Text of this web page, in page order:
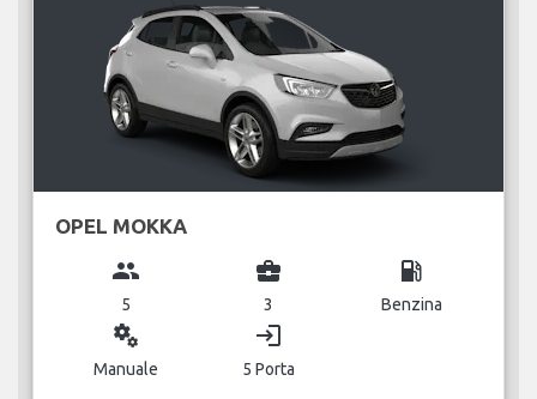
OPEL MOKKA
group
5
business_center
3
local_gas_station
Benzina
miscellaneous_services
Manuale
login
5 Porta